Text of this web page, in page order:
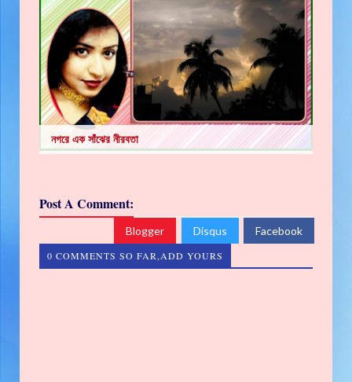
নগরে এক সাঁঝের নীরবতা
Post A Comment:
Blogger Disqus Facebook
0 COMMENTS SO FAR,ADD YOURS